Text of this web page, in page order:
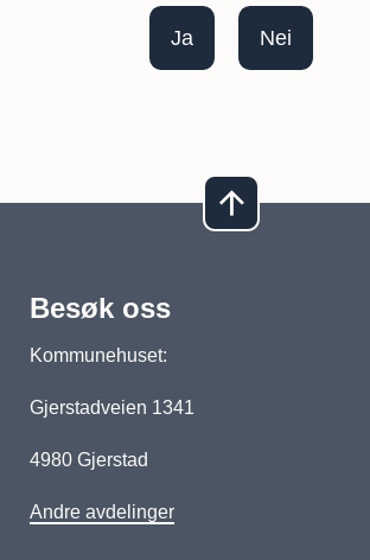
Ja Nei
Besøk oss
Kommunehuset:
Gjerstadveien 1341
4980 Gjerstad
Andre avdelinger